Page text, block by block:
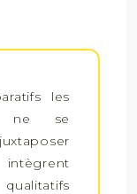
les
ne se